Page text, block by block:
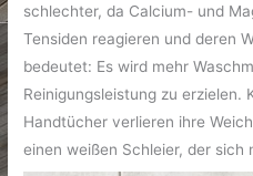
schlechter, da Calcium- und
Tensiden reagieren und deren
bedeutet: Es wird mehr
Reinigungsleistung zu erzielen.
Handtücher verlieren ihre
einen weißen Schleier, der